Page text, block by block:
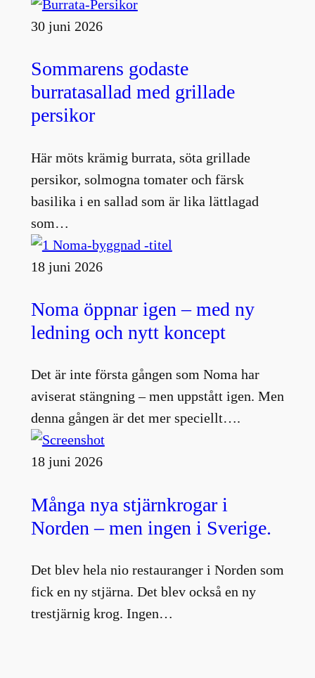
30 juni 2026
Sommarens godaste
burratasallad med grillade
persikor
Här möts krämig burrata, söta grillade
persikor, solmogna tomater och färsk
basilika i en sallad som är lika lättlagad
som…
18 juni 2026
Noma öppnar igen – med ny
ledning och nytt koncept
Det är inte första gången som Noma har
aviserat stängning – men uppstått igen. Men
denna gången är det mer speciellt….
18 juni 2026
Många nya stjärnkrogar i
Norden – men ingen i Sverige.
Det blev hela nio restauranger i Norden som
fick en ny stjärna. Det blev också en ny
trestjärnig krog. Ingen…